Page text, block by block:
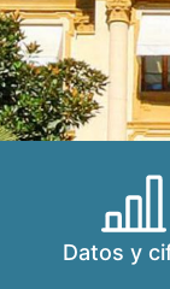
Datos y